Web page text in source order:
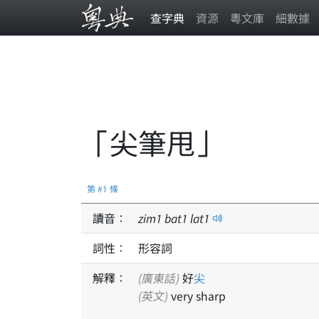
查字典 資源 粵文庫 細數據
「尖筆甩」
第 #1 條
讀音： zim1 bat1 lat1
詞性：
形容詞
解釋：
(廣東話) 好尖
(英文) very sharp